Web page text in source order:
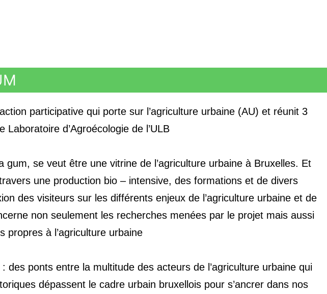
participative qui porte sur l’agriculture urbaine (AU) et réunit 3
d’Agroécologie de l’ULB.
se veut être une vitrine de l’agriculture urbaine à Bruxelles. Et
une production bio – intensive, des formations et de divers
des visiteurs sur les différents enjeux de l’agriculture urbaine et de
non seulement les recherches menées par le projet mais aussi
propres à l’agriculture urbaine.
des ponts entre la multitude des acteurs de l’agriculture urbaine qui
dépassent le cadre urbain bruxellois pour s’ancrer dans nos